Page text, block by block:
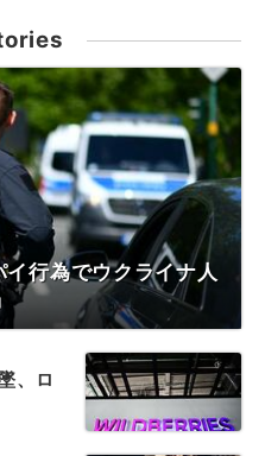
行為でウクライナ人
、ロ